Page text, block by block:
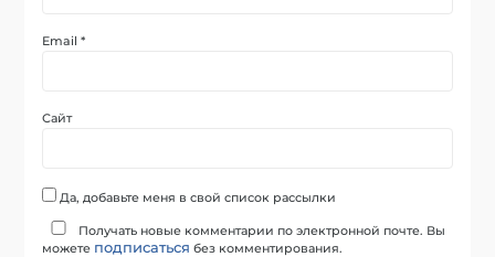
Email*
Сайт
Да, добавьте меня в свой список рассылки
Получать новые комментарии по электронной почте. Вы
можете подписаться без комментирования.